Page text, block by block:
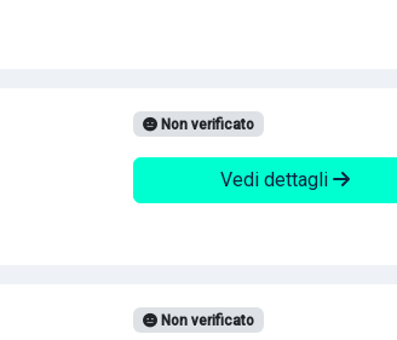
Non verificato
Vedi dettagli
Non verificato